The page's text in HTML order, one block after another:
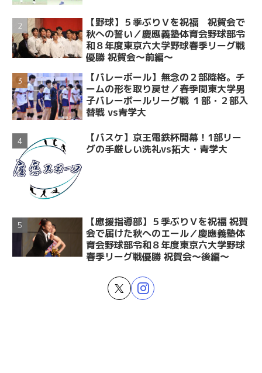
【野球】５季ぶりＶを祝福 祝賀会で
秋への誓い／慶應義塾体育会野球部令
和８年度東京六大学野球春季リーグ戦
優勝 祝賀会～前編～
【バレーボール】無念の２部降格。チ
ームの形を取り戻せ／春季関東大学男
子バレーボールリーグ戦 １部・２部入
替戦 vs青学大
【バスケ】京王電鉄杯開幕！1部リー
グの手厳しい洗礼vs拓大・青学大
【應援指導部】５季ぶりＶを祝福 祝賀
会で届けた秋へのエール／慶應義塾体
育会野球部令和８年度東京六大学野球
春季リーグ戦優勝 祝賀会～後編～